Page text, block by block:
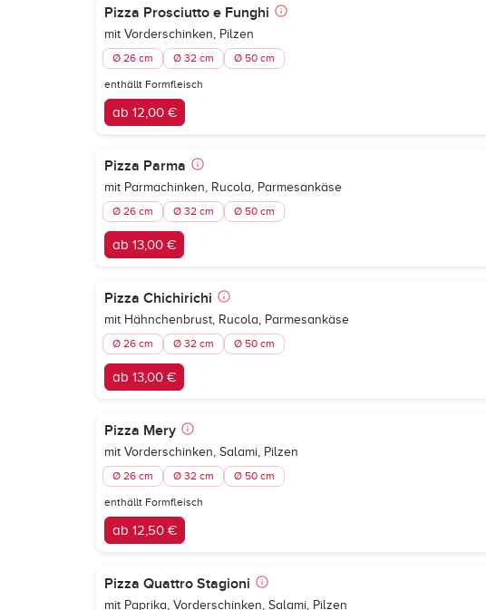
Pizza Prosciutto e Funghi
mit Vorderschinken, Pilzen
Ø 26 cm Ø 32 cm Ø 50 cm
enthällt Formfleisch
ab 12,00 €
Pizza Parma
mit Parmachinken, Rucola, Parmesankäse
Ø 26 cm Ø 32 cm Ø 50 cm
ab 13,00 €
Pizza Chichirichi
mit Hähnchenbrust, Rucola, Parmesankäse
Ø 26 cm Ø 32 cm Ø 50 cm
ab 13,00 €
Pizza Mery
mit Vorderschinken, Salami, Pilzen
Ø 26 cm Ø 32 cm Ø 50 cm
enthällt Formfleisch
ab 12,50 €
Pizza Quattro Stagioni
mit Paprika, Vorderschinken, Salami, Pilzen